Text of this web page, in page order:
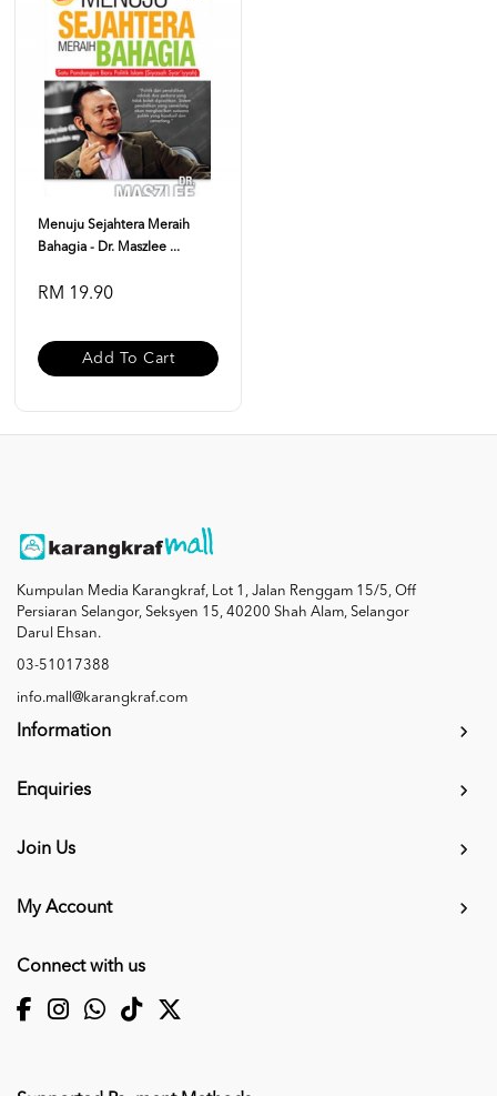
Menuju Sejahtera Meraih
Bahagia - Dr. Maszlee ...
RM 19.90
Add To Cart
Kumpulan Media Karangkraf, Lot 1, Jalan Renggam 15/5, Off
Persiaran Selangor, Seksyen 15, 40200 Shah Alam, Selangor
Darul Ehsan.
03-51017388
info.mall@karangkraf.com
Information
Enquiries
Join Us
My Account
Connect with us